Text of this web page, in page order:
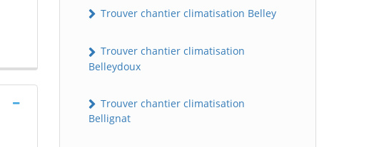
Trouver chantier climatisation Belley
Trouver chantier climatisation
Belleydoux
Trouver chantier climatisation
Bellignat